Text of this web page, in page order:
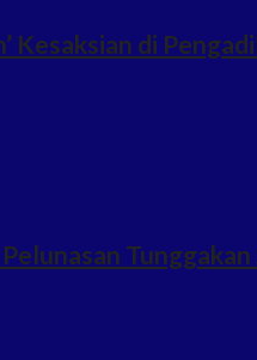
Kesaksian di